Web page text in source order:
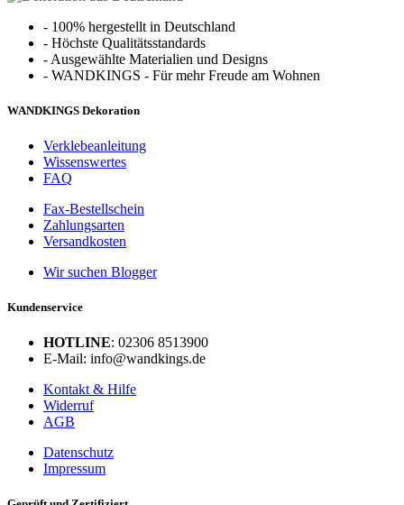
- 100% hergestellt in Deutschland
- Höchste Qualitätsstandards
- Ausgewählte Materialien und Designs
- WANDKINGS - Für mehr Freude am Wohnen
WANDKINGS Dekoration
Verklebeanleitung
Wissenswertes
FAQ
Fax-Bestellschein
Zahlungsarten
Versandkosten
Wir suchen Blogger
Kundenservice
HOTLINE: 02306 8513900
E-Mail: info@wandkings.de
Kontakt & Hilfe
Widerruf
AGB
Datenschutz
Impressum